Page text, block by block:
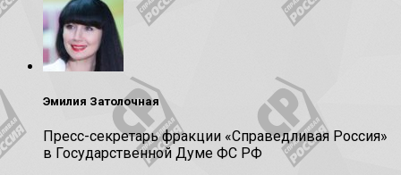
Эмилия Затолочная
Пресс-секретарь фракции «Справедливая Россия»
в Государственной Думе ФС РФ